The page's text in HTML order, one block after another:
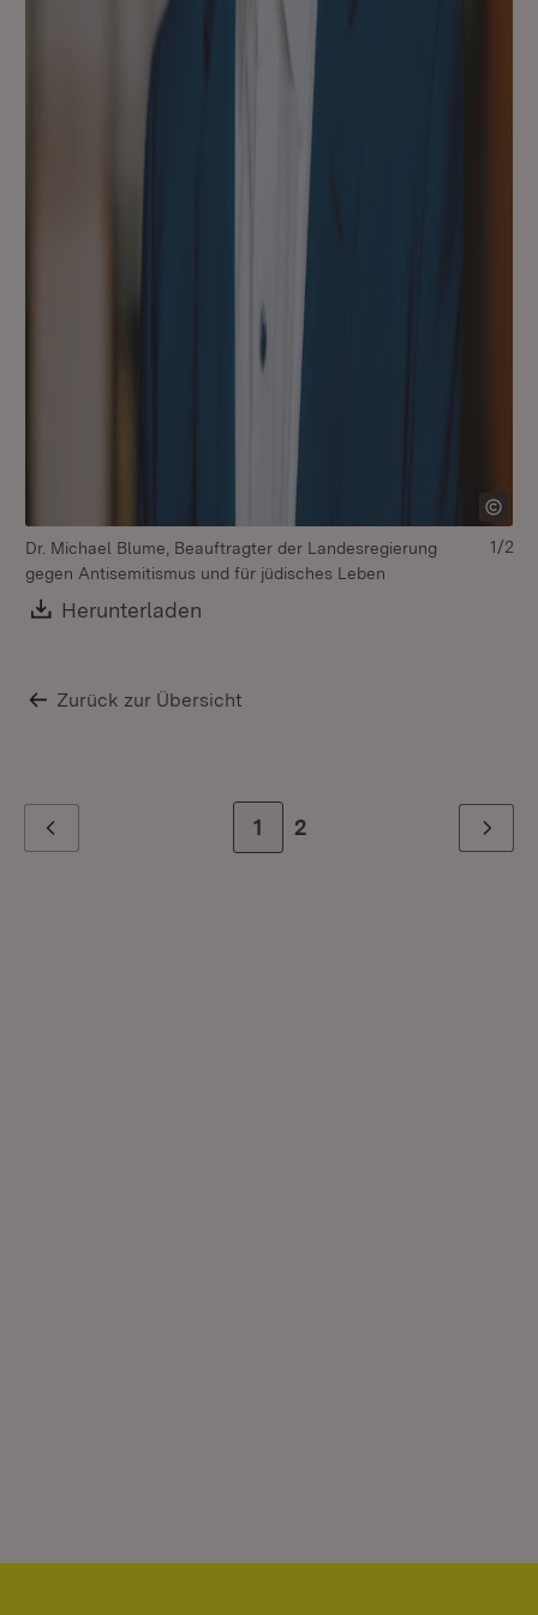
Dr. Michael Blume, Beauftragter der Landesregierung
gegen Antisemitismus und für jüdisches Leben
Download:
Herunterladen
1/2
Zurück zur Übersicht
Zur Seite
1 Zur letzten Seite
2 Weiter